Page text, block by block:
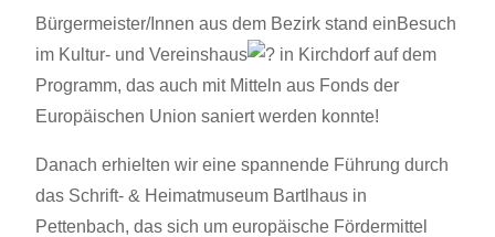
Bürgermeister/Innen aus dem Bezirk stand einBesuch
im Kultur- und Vereinshaus
in Kirchdorf auf dem
Programm, das auch mit Mitteln aus Fonds der
Europäischen Union saniert werden konnte!
Danach erhielten wir eine spannende Führung durch
das Schrift- & Heimatmuseum Bartlhaus in
Pettenbach, das sich um europäische Fördermittel